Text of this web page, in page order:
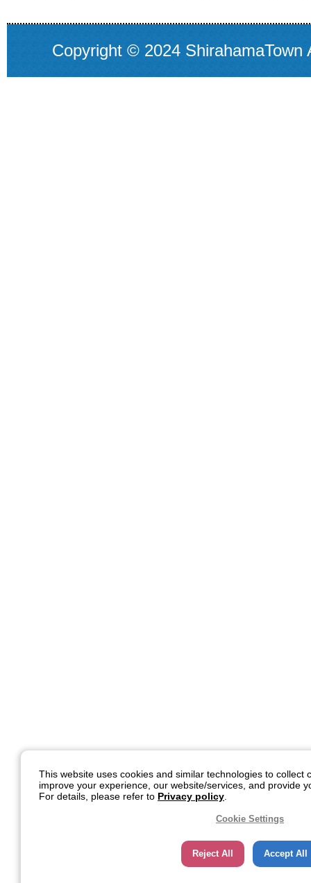
Copyright © 2024 ShirahamaTown
This website uses cookies and similar technologies to collect
improve your experience, our website/services, and provide
For details, please refer to Privacy policy
Cookie Settings
Reject All Accept All